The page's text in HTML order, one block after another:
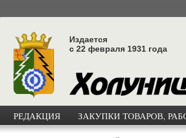
Издается
с 22 февраля 1931 года
РЕДАКЦИЯ ЗАКУПКИ ТОВАРОВ,